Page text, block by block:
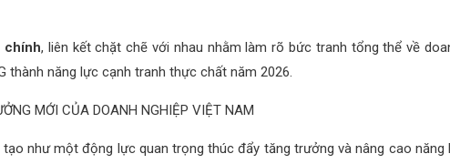
chính, liên kết chặt chẽ với nhau nhằm làm rõ bức tranh tổng thể về
thành năng lực cạnh tranh thực chất năm 2026.
MỚI CỦA DOANH NGHIỆP VIỆT NAM
như một động lực quan trọng thúc đẩy tăng trưởng và nâng cao